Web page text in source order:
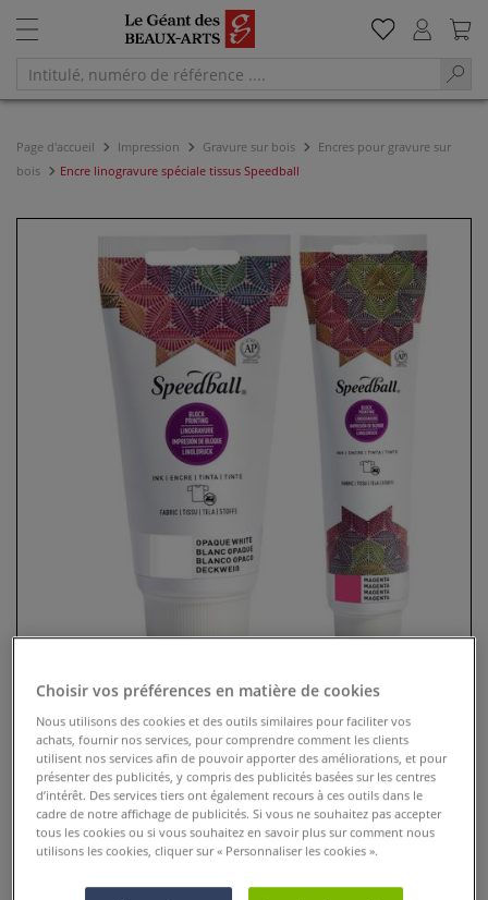
Page d'accueil Impression Gravure sur bois
Encres pour gravure sur
bois
Encre linogravure spéciale tissus Speedball
Encre linogravure spéciale tissus
Speedball
5 Commentaires
Choisir vos préférences en matière de cookies
Nous utilisons des cookies et des outils similaires pour faciliter vos
achats, fournir nos services, pour comprendre comment les clients
utilisent nos services afin de pouvoir apporter des améliorations, et pour
présenter des publicités, y compris des publicités basées sur les centres
d’intérêt. Des services tiers ont également recours à ces outils dans le
cadre de notre affichage de publicités. Si vous ne souhaitez pas accepter
tous les cookies ou si vous souhaitez en savoir plus sur comment nous
utilisons les cookies, cliquer sur « Personnaliser les cookies ».